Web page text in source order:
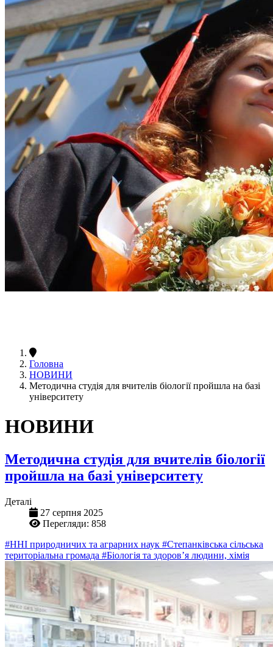
Головна
НОВИНИ
Методична студія для вчителів біології пройшла на базі
університету
НОВИНИ
Методична студія для вчителів біології
пройшла на базі університету
Деталі
27 серпня 2025
Перегляди: 858
#ННІ природничих та аграрних наук #Степанківська сільська
територіальна громада #Біологія та здоров’я людини, хімія